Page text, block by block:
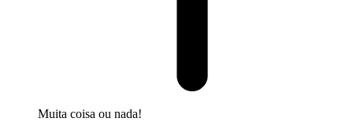
Muita coisa ou nada!